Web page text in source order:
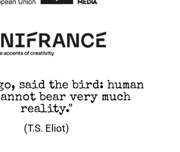
said the bird: human
bear very much
reality."
(T.S. Eliot)